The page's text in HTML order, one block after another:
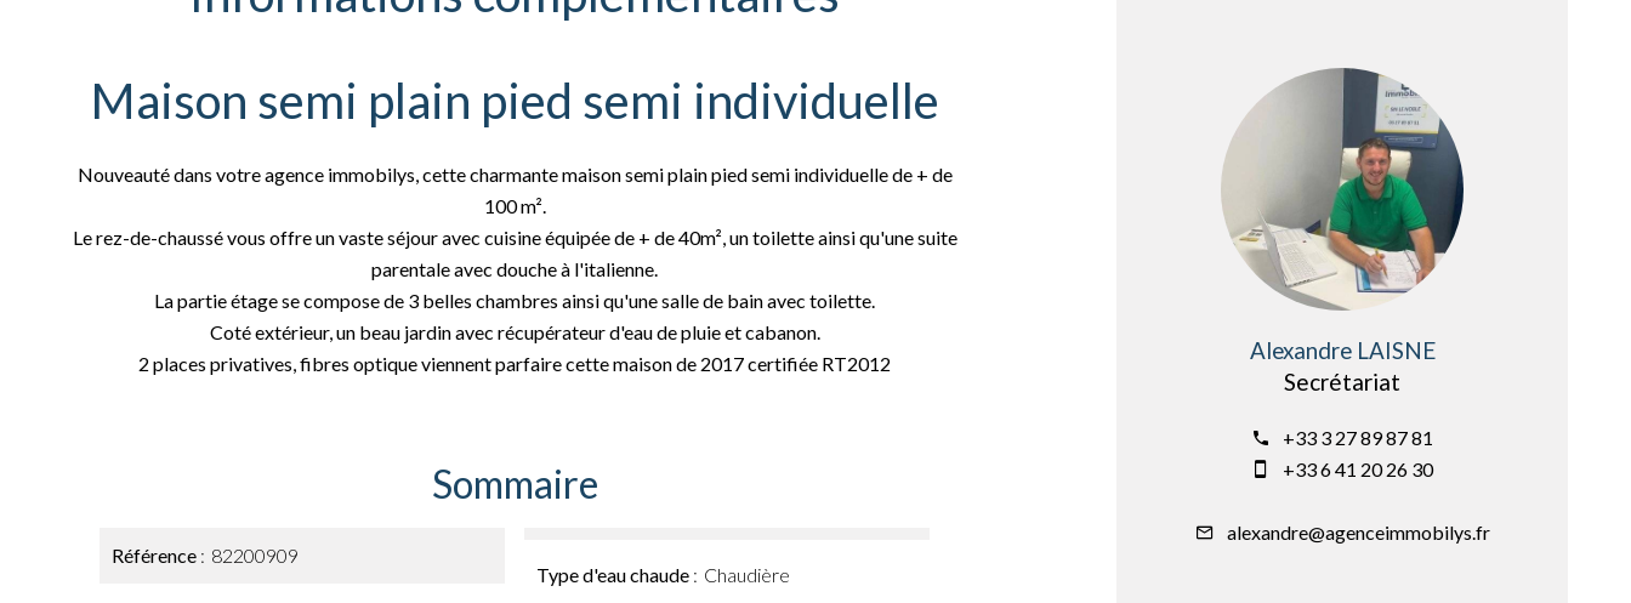
Maison semi plain pied semi individuelle
Nouveauté dans votre agence immobilys, cette charmante maison semi plain pied semi individuelle de + de
100 m².
Le rez-de-chaussé vous offre un vaste séjour avec cuisine équipée de + de 40m², un toilette ainsi qu'une suite
parentale avec douche à l'italienne.
La partie étage se compose de 3 belles chambres ainsi qu'une salle de bain avec toilette.
Coté extérieur, un beau jardin avec récupérateur d'eau de pluie et cabanon.
2 places privatives, fibres optique viennent parfaire cette maison de 2017 certifiée RT2012
Sommaire
Référence 82200909
Type d'eau chaude Chaudière
Alexandre LAISNE
Secrétariat
+33 3 27 89 87 81
+33 6 41 20 26 30
alexandre@agenceimmobilys.fr